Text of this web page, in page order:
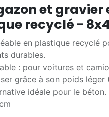
et gravier
recyclé -
en plastique recyclé
durables.
: pour voitures et
grâce à son poids léger
idéale pour le béton.